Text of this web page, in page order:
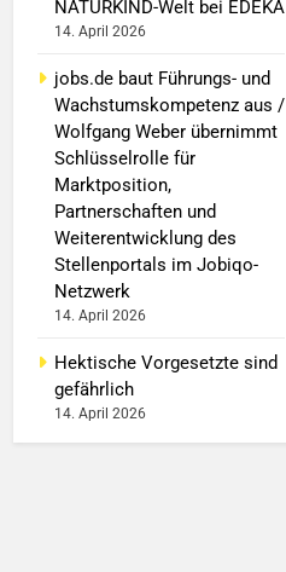
NATURKIND-Welt bei EDEKA
14. April 2026
jobs.de baut Führungs- und
Wachstumskompetenz aus /
Wolfgang Weber übernimmt
Schlüsselrolle für
Marktposition,
Partnerschaften und
Weiterentwicklung des
Stellenportals im Jobiqo-
Netzwerk
14. April 2026
Hektische Vorgesetzte sind
gefährlich
14. April 2026